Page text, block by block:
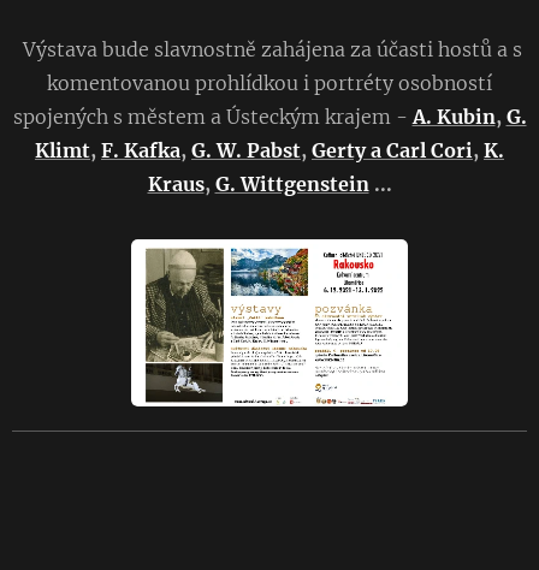
Výstava bude slavnostně zahájena za účasti hostů a s
komentovanou prohlídkou i portréty osobností
spojených s městem a Ústeckým krajem -A. Kubin, G.
Klimt, F. Kafka, G. W. Pabst, Gertya Carl Cori, K.
Kraus, G. Wittgenstein...